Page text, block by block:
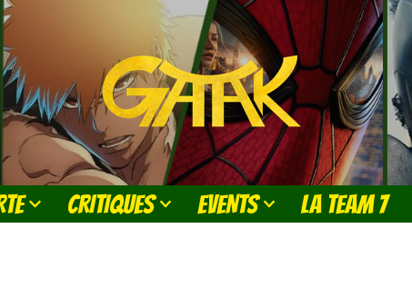
CRITIQUES EVENTS LA TEAM 7